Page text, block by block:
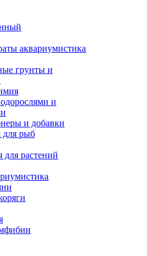
аквариумистика
грунты и
и
и добавки
для рыб
для растений